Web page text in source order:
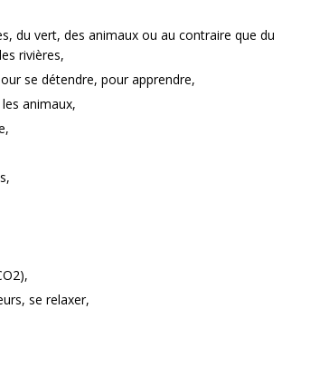
du vert, des animaux ou au contraire que du
rivières,
se détendre, pour apprendre,
animaux,
se relaxer,